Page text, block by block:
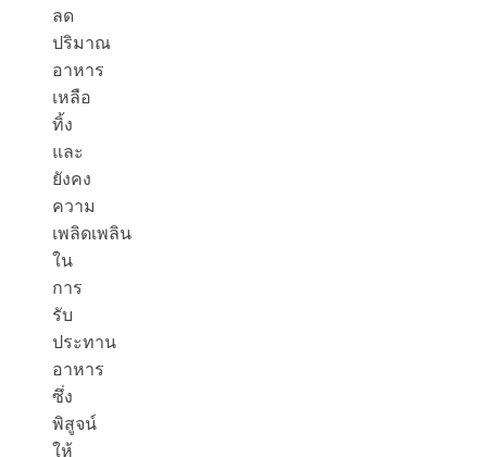
ลด
ปริมาณ
อาหาร
เหลือ
ทิ้ง
และ
ยังคง
ความ
เพลิดเพลิน
ใน
การ
รับ
ประทาน
อาหาร
ซึ่ง
พิสูจน์
ให้